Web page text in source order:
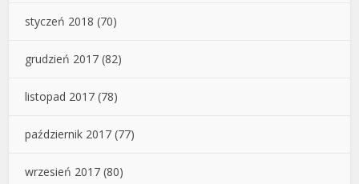
styczeń 2018 (70)
grudzień 2017 (82)
listopad 2017 (78)
październik 2017 (77)
wrzesień 2017 (80)